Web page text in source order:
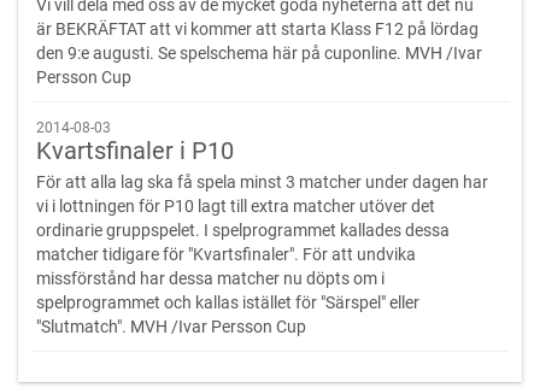
Vi vill dela med oss av de mycket goda nyheterna att det nu
är BEKRÄFTAT att vi kommer att starta Klass F12 på lördag
den 9:e augusti. Se spelschema här på cuponline. MVH /Ivar
Persson Cup
2014-08-03
Kvartsfinaler i P10
För att alla lag ska få spela minst 3 matcher under dagen har
vi i lottningen för P10 lagt till extra matcher utöver det
ordinarie gruppspelet. I spelprogrammet kallades dessa
matcher tidigare för "Kvartsfinaler". För att undvika
missförstånd har dessa matcher nu döpts om i
spelprogrammet och kallas istället för "Särspel" eller
"Slutmatch". MVH /Ivar Persson Cup